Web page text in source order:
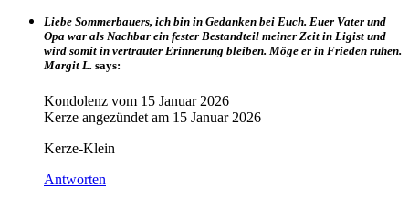
Liebe Sommerbauers, ich bin in Gedanken bei Euch. Euer Vater und
Opa war als Nachbar ein fester Bestandteil meiner Zeit in Ligist und
wird somit in vertrauter Erinnerung bleiben. Möge er in Frieden ruhen.
Margit L. says:
Kondolenz vom 15 Januar 2026
Kerze angezündet am 15 Januar 2026
Kerze-Klein
Antworten